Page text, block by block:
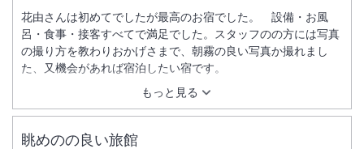
もっと見る
花由さんは初めてでしたが最高のお宿でした。 設備・お風
呂・食事・接客すべてで満足でした。スタッフのの方には写真
の撮り方を教わりおかげさまで、朝霧の良い写真か撮れまし
た、又機会があれば宿泊したい宿です。
眺めのの良い旅館